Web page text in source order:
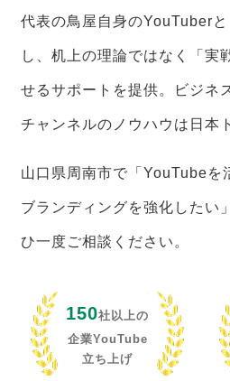
代表の鳥屋自身のYouTuber
し、机上の理論ではなく「実
せるサポートを提供。ビジネ
チャンネルのノウハウは日本
山口県周南市で「YouTubeを
ブランディングを強化したい
ひ一度ご相談ください。
150社以上の
企業YouTube
立ち上げ